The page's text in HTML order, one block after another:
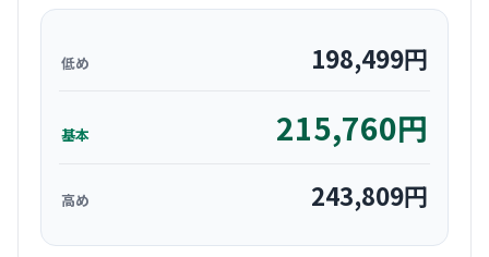
低め 198,499円
基本 215,760円
高め 243,809円